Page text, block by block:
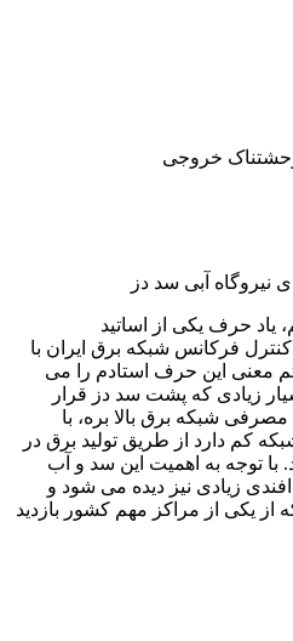
خروجی
نیروگاه آبی سد دز
یاد حرف یکی از اساتید
فرکانس شبکه برق ایران با
معنی این حرف استادم را می
زیادی که پشت سد دز قرار
شبکه برق بالا بره، با
کم دارد از طریق تولید برق در
با توجه به اهمیت این سد و آب
زیادی نیز دیده می شود و
از یکی از مراکز مهم کشور بازدید